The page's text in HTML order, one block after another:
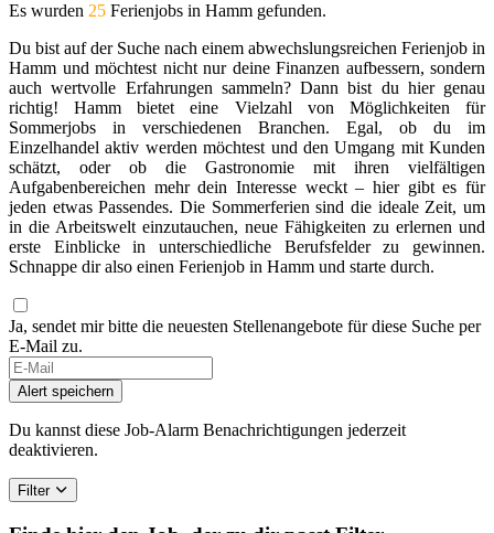
Es wurden 25 Ferienjobs in Hamm gefunden.
Du bist auf der Suche nach einem abwechslungsreichen Ferienjob in
Hamm und möchtest nicht nur deine Finanzen aufbessern, sondern
auch wertvolle Erfahrungen sammeln? Dann bist du hier genau
richtig! Hamm bietet eine Vielzahl von Möglichkeiten für
Sommerjobs in verschiedenen Branchen. Egal, ob du im
Einzelhandel aktiv werden möchtest und den Umgang mit Kunden
schätzt, oder ob die Gastronomie mit ihren vielfältigen
Aufgabenbereichen mehr dein Interesse weckt – hier gibt es für
jeden etwas Passendes. Die Sommerferien sind die ideale Zeit, um
in die Arbeitswelt einzutauchen, neue Fähigkeiten zu erlernen und
erste Einblicke in unterschiedliche Berufsfelder zu gewinnen.
Schnappe dir also einen Ferienjob in Hamm und starte durch.
Ja, sendet mir bitte die neuesten Stellenangebote für diese Suche per
E-Mail zu.
Alert speichern
Du kannst diese Job-Alarm Benachrichtigungen jederzeit
deaktivieren.
Filter